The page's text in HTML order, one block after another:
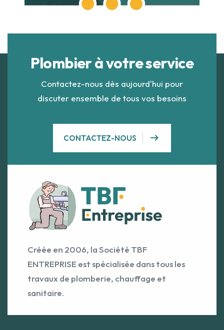
Plombier à votre service
Contactez-nous dès aujourd'hui pour
discuter ensemble de tous vos besoins
CONTACTEZ-NOUS arrow_right_alt
Créée en 2006, la Société TBF
ENTREPRISE est spécialisée dans tous les
travaux de plomberie, chauffage et
sanitaire.